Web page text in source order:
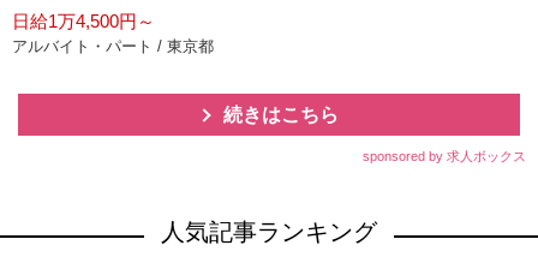
日給1万4,500円～
アルバイト・パート / 東京都
続きはこちら
sponsored by 求人ボックス
人気記事ランキング